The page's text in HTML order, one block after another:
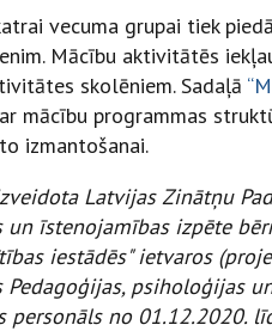
vecuma grupai tiek
Mācību aktivitātēs
skolēniem. Sadaļā
mācību programmas
izmantošanai.
Latvijas Zinātņu
un īstenojamības izpēte
iestādēs" ietvaros
Pedagoģijas, psiholoģijas
personāls no 01.12.2020.